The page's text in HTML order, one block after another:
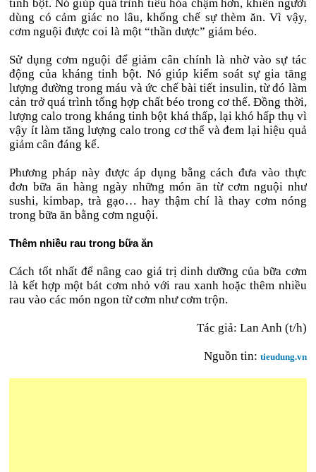
tinh bột. Nó giúp quá trình tiêu hóa chậm hơn, khiến người
dùng có cảm giác no lâu, khống chế sự thèm ăn. Vì vậy,
cơm nguội được coi là một “thần dược” giảm béo.
Sử dụng cơm nguội để giảm cân chính là nhờ vào sự tác
động của kháng tinh bột. Nó giúp kiểm soát sự gia tăng
lượng đường trong máu và ức chế bài tiết insulin, từ đó làm
cản trở quá trình tổng hợp chất béo trong cơ thể. Đồng thời,
lượng calo trong kháng tinh bột khá thấp, lại khó hấp thụ vì
vậy ít làm tăng lượng calo trong cơ thể và đem lại hiệu quả
giảm cân đáng kể.
Phương pháp này được áp dụng bằng cách đưa vào thực
đơn bữa ăn hàng ngày những món ăn từ cơm nguội như
sushi, kimbap, trà gạo… hay thậm chí là thay cơm nóng
trong bữa ăn bằng cơm nguội.
Thêm nhiều rau trong bữa ăn
Cách tốt nhất để nâng cao giá trị dinh dưỡng của bữa cơm
là kết hợp một bát cơm nhỏ với rau xanh hoặc thêm nhiều
rau vào các món ngon từ cơm như cơm trộn.
Tác giả: Lan Anh (t/h)
Nguồn tin: tieudung.vn